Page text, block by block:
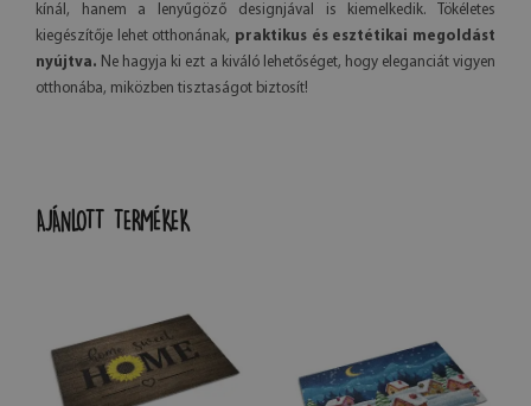
kínál, hanem a lenyűgöző designjával is kiemelkedik. Tökéletes
kiegészítője lehet otthonának, praktikus és esztétikai megoldást
nyújtva. Ne hagyja ki ezt a kiváló lehetőséget, hogy eleganciát vigyen
otthonába, miközben tisztaságot biztosít!
AJÁNLOTT TERMÉKEK